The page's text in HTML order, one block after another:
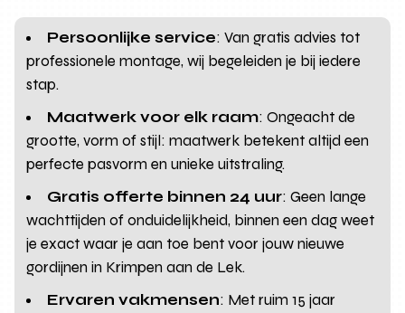
Persoonlijke service: Van gratis advies tot
professionele montage, wij begeleiden je bij iedere
stap.
Maatwerk voor elk raam: Ongeacht de
grootte, vorm of stijl: maatwerk betekent altijd een
perfecte pasvorm en unieke uitstraling.
Gratis offerte binnen 24 uur: Geen lange
wachttijden of onduidelijkheid, binnen een dag weet
je exact waar je aan toe bent voor jouw nieuwe
gordijnen in Krimpen aan de Lek.
Ervaren vakmensen: Met ruim 15 jaar